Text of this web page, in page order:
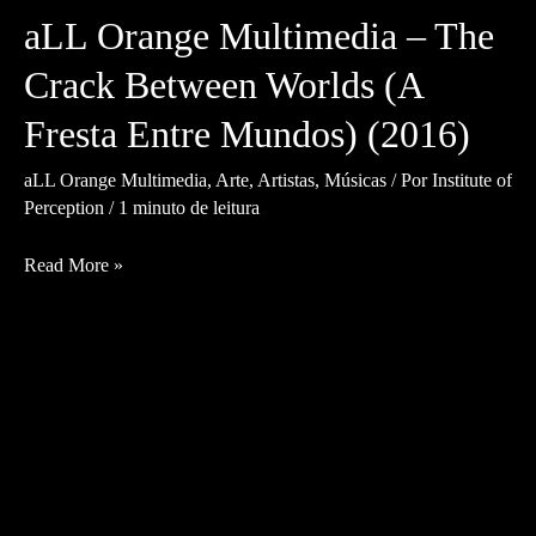
aLL Orange Multimedia – The
Crack Between Worlds (A
Fresta Entre Mundos) (2016)
aLL Orange Multimedia, Arte, Artistas, Músicas / PorInstitute of
Perception / 1 minuto de leitura
aLL
Read More »